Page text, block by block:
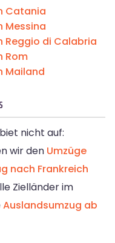
Catania
Messina
Reggio di Calabria
Rom
Mailand
nicht auf:
wir den Umzüge
nach Frankreich
Zielländer im
Auslandsumzug ab